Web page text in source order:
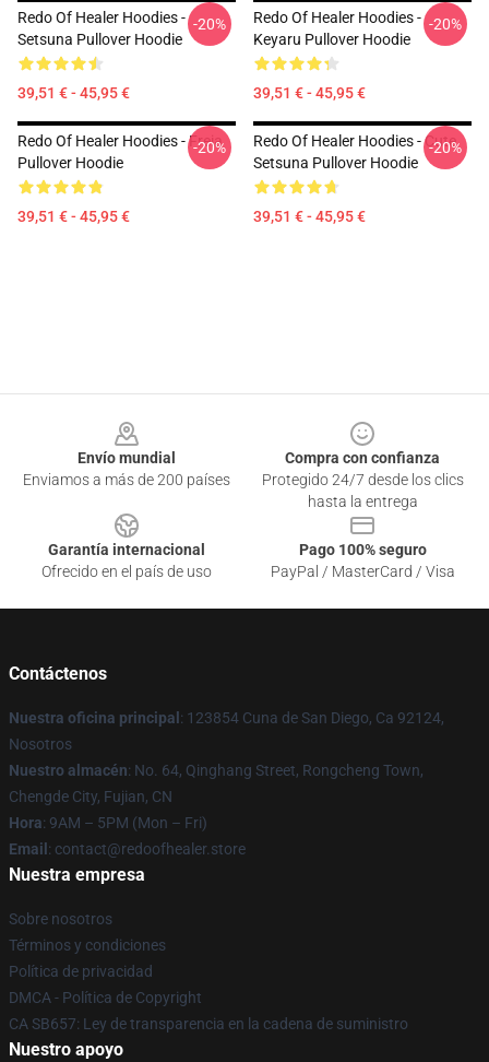
Redo Of Healer Hoodies -
Setsuna Pullover Hoodie
39,51 € - 45,95 €
-20%
Redo Of Healer Hoodies -
Keyaru Pullover Hoodie
39,51 € - 45,95 €
-20%
Redo Of Healer Hoodies - Freia
Pullover Hoodie
39,51 € - 45,95 €
-20%
Redo Of Healer Hoodies - Cute
Setsuna Pullover Hoodie
39,51 € - 45,95 €
-20%
Envío mundial
Enviamos a más de 200 países
Compra con confianza
Protegido 24/7 desde los clics
hasta la entrega
Garantía internacional
Ofrecido en el país de uso
Pago 100% seguro
PayPal / MasterCard / Visa
Contáctenos
Nuestra oficina principal : 123854 Cuna de San Diego, Ca 92124,
Nosotros
Nuestro almacén: No. 64, Qinghang Street, Rongcheng Town,
Chengde City, Fujian, CN
Hora: 9AM – 5PM (Mon – Fri)
Email : contact@redoofhealer.store
Nuestra empresa
Sobre nosotros
Términos y condiciones
Política de privacidad
DMCA - Política de Copyright
CA SB657: Ley de transparencia en la cadena de suministro
Nuestro apoyo